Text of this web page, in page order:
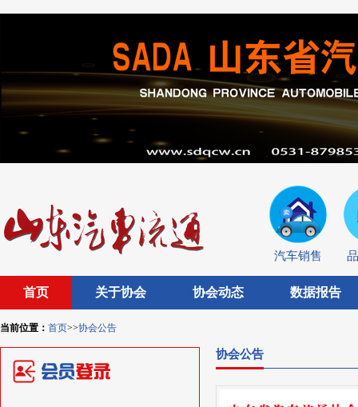
汽车销售
首页 关于协会 协会动态 数据报告
当前位置： 首页>>协会公告
协会公告